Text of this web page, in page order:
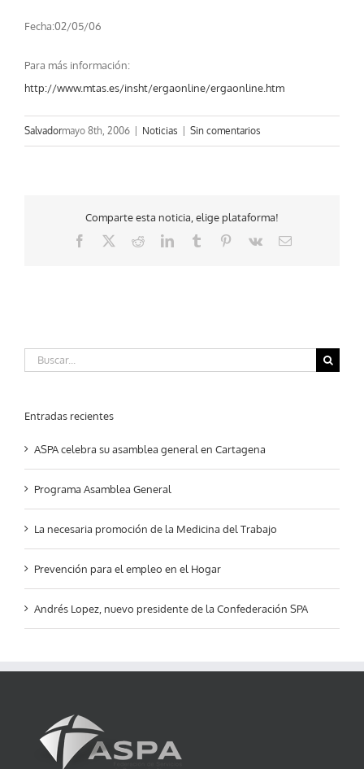
Fecha:02/05/06
Para más información:
http://www.mtas.es/insht/ergaonline/ergaonline.htm
Salvadormayo 8th, 2006 Noticias Sin comentarios
Comparte esta noticia, elige plataforma!
Facebook
RedditLinkedInTumblr Pinterest
Vk
Correo
Buscar:
Entradas recientes
ASPA celebra su asamblea general en Cartagena
Programa Asamblea General
La necesaria promoción de la Medicina del Trabajo
Prevención para el empleo en el Hogar
Andrés Lopez, nuevo presidente de la Confederación SPA